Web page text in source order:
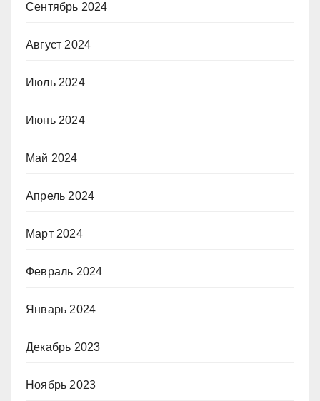
Сентябрь 2024
Август 2024
Июль 2024
Июнь 2024
Май 2024
Апрель 2024
Март 2024
Февраль 2024
Январь 2024
Декабрь 2023
Ноябрь 2023